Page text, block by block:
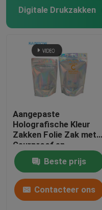
Digitale Drukzakken
Aangepaste
Holografische Kleur
Zakken Folie Zak met
Geurproof en
Hersluitbare Functie
Beste prijs
Contacteer ons